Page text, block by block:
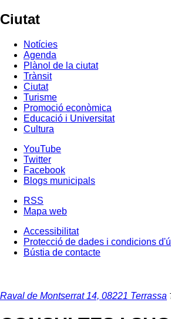
Ciutat
Notícies
Agenda
Plànol de la ciutat
Trànsit
Ciutat
Turisme
Promoció econòmica
Educació i Universitat
Cultura
YouTube
Twitter
Facebook
Blogs municipals
RSS
Mapa web
Accessibilitat
Protecció de dades i condicions
Bústia de contacte
Raval de Montserrat 14, 08221 Terrassa